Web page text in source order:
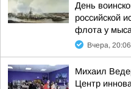
День
российской
флота у мыса
Вчера, 20:06
Михаил
Центр